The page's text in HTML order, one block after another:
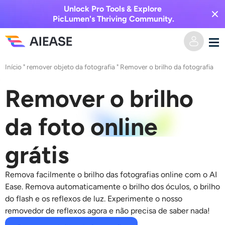
Unlock Pro Tools & Explore
PicLumen's Thriving Community.
Casa
Vídeo AI
Texto para vídeo
Imagem para vídeo
Efeitos de vídeo
Gerador de beijo AI
Efeitos de vídeo
Imagem AI
Imagem para imagem
Texto para Imagem
Ferramentas de IA
Editor e Criador de Fotos
Precificação
Início " remover objeto da fotografia " Remover o brilho da fotografia
Remover o brilho
da foto online
grátis
Remova facilmente o brilho das fotografias online com o AI
Ease. Remova automaticamente o brilho dos óculos, o brilho
do flash e os reflexos de luz. Experimente o nosso
removedor de reflexos agora e não precisa de saber nada!